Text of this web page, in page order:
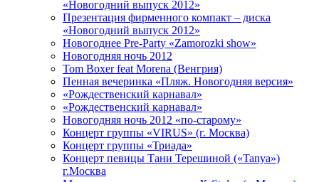
«Новогодний выпуск 2012»
Презентация фирменного компакт – диска
«Новогодний выпуск 2012»
Новогоднее Pre-Party «Zamorozki show»
Новогодняя ночь 2012
Tom Boxer feat Morena (Венгрия)
Пенная вечеринка «Пляж. Новогодняя версия»
«Рождественский карнавал»
«Рождественский карнавал»
Новогодняя ночь 2012 «по-старому»
Концерт группы «VIRUS» (г. Москва)
Концерт группы «Триада»
Концерт певицы Тани Терешиной («Tanya»)
г.Москва